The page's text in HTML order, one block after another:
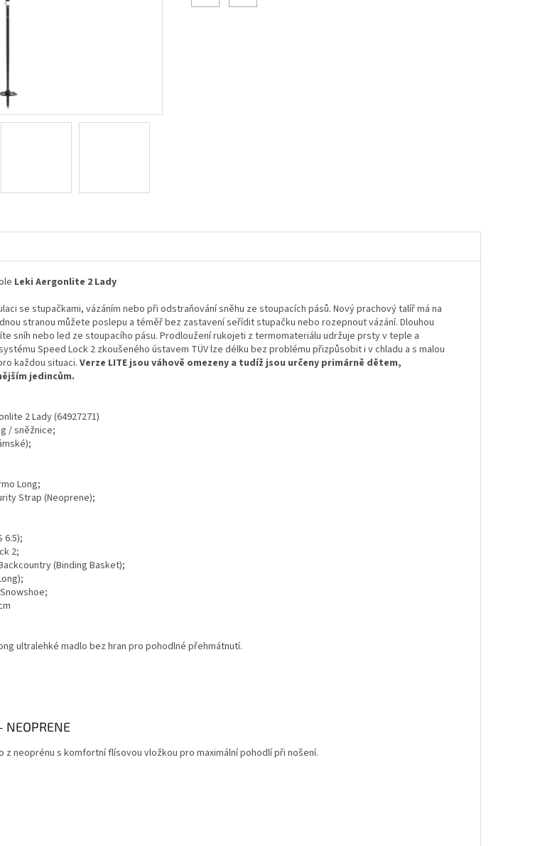
Leki Aergonlite 2 Lady
se stupačkami, vázáním nebo při odstraňování sněhu ze stoupacích pásů. Nový prachový talíř má na
stranou můžete poslepu a téměř bez zastavení seřídit stupačku nebo rozepnout vázání. Dlouhou
sníh nebo led ze stoupacího pásu. Prodloužení rukojeti z termomateriálu udržuje prsty v teple a
Speed Lock 2 zkoušeného ústavem TÜV lze délku bez problému přizpůsobit i v chladu a s malou
každou situaci.Verze LITE jsou váhově omezeny a tudíž jsou určeny primárně dětem,
jedincům.
2 Lady (64927271)
/ sněžnice;
Long;
Strap (Neoprene);
6.5);
2;
(Binding Basket);
ultralehké madlo bez hran pro pohodlné přehmátnutí.
NEOPRENE
neoprénu s komfortní flísovou vložkou pro maximální pohodlí při nošení.